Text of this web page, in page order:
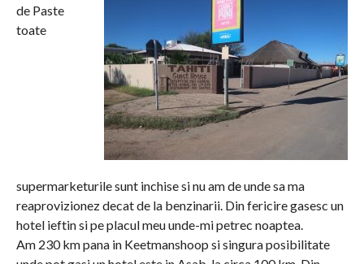
de Paste
toate
supermarketurile sunt inchise si nu am de unde sa ma
reaprovizionez decat de la benzinarii. Din fericire gasesc un
hotel ieftin si pe placul meu unde-mi petrec noaptea.
Am 230 km pana in Keetmanshoop si singura posibilitate